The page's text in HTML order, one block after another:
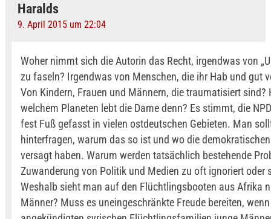
Haralds
9. April 2015 um 22:04
Woher nimmt sich die Autorin das Recht, irgendwas von
zu faseln? Irgendwas von Menschen, die ihr Hab und gut
Von Kindern, Frauen und Männern, die traumatisiert sind?
welchem Planeten lebt die Dame denn? Es stimmt, die
fest Fuß gefasst in vielen ostdeutschen Gebieten. Man
hinterfragen, warum das so ist und wo die
versagt haben. Warum werden tatsächlich bestehende
Zuwanderung von Politik und Medien zu oft ignoriert oder
Weshalb sieht man auf den Flüchtlingsbooten aus Afrika
Männer? Muss es uneingeschränkte Freude bereiten,